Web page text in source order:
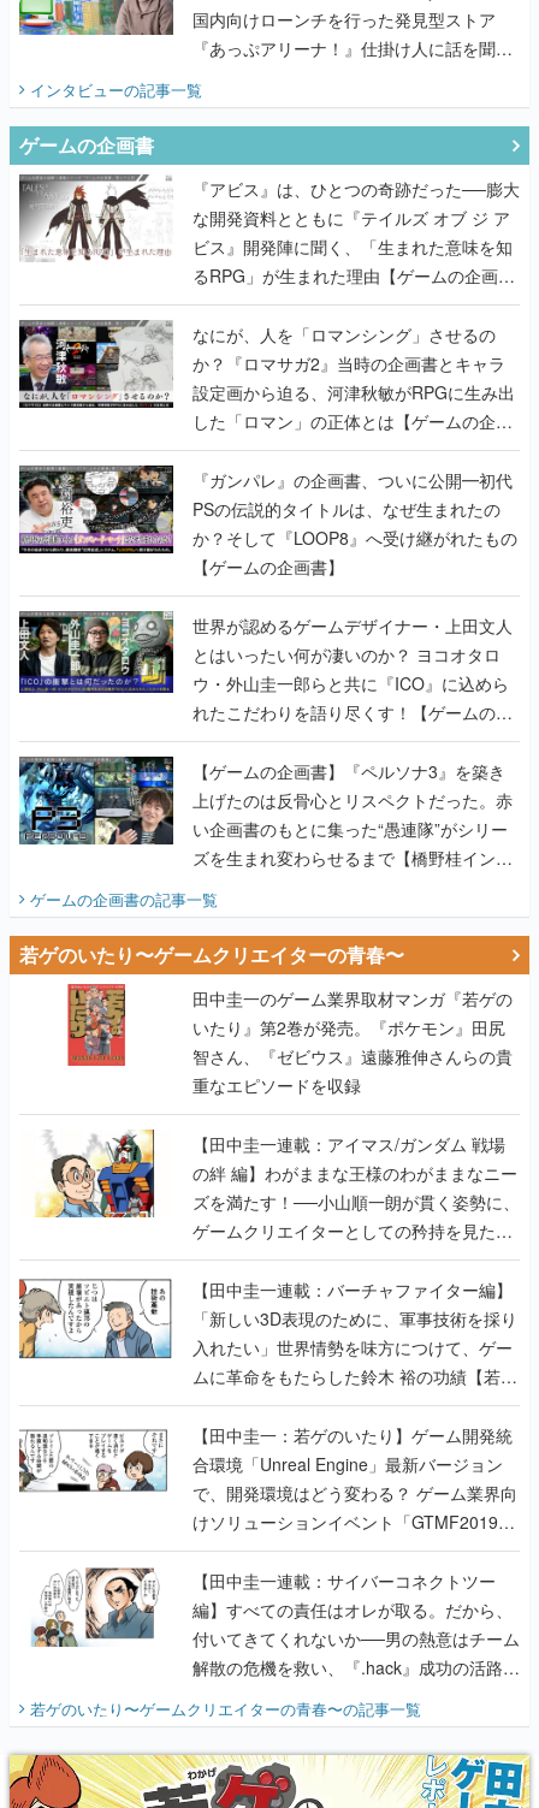
国内向けローンチを行った発見型ストア
『あっぷアリーナ！』仕掛け人に話を聞い
てみた
インタビューの記事一覧
ゲームの企画書
『アビス』は、ひとつの奇跡だった──膨大
な開発資料とともに『テイルズ オブ ジ ア
ビス』開発陣に聞く、「生まれた意味を知
るRPG」が生まれた理由【ゲームの企画
書】
なにが、人を「ロマンシング」させるの
か？『ロマサガ2』当時の企画書とキャラ
設定画から迫る、河津秋敏がRPGに生み出
した「ロマン」の正体とは【ゲームの企画
書】
『ガンパレ』の企画書、ついに公開━初代
PSの伝説的タイトルは、なぜ生まれたの
か？そして『LOOP8』へ受け継がれたもの
【ゲームの企画書】
世界が認めるゲームデザイナー・上田文人
とはいったい何が凄いのか？ ヨコオタロ
ウ・外山圭一郎らと共に『ICO』に込めら
れたこだわりを語り尽くす！【ゲームの企
画書】
【ゲームの企画書】『ペルソナ3』を築き
上げたのは反骨心とリスペクトだった。赤
い企画書のもとに集った“愚連隊”がシリー
ズを生まれ変わらせるまで【橋野桂インタ
ビュー】
ゲームの企画書の記事一覧
若ゲのいたり〜ゲームクリエイターの青春〜
田中圭一のゲーム業界取材マンガ『若ゲの
いたり』第2巻が発売。『ポケモン』田尻
智さん、『ゼビウス』遠藤雅伸さんらの貴
重なエピソードを収録
【田中圭一連載：アイマス/ガンダム 戦場
の絆 編】わがままな王様のわがままなニー
ズを満たす！──小山順一朗が貫く姿勢に、
ゲームクリエイターとしての矜持を見た
【若ゲのいたり最終回】
【田中圭一連載：バーチャファイター編】
「新しい3D表現のために、軍事技術を採り
入れたい」世界情勢を味方につけて、ゲー
ムに革命をもたらした鈴木 裕の功績【若ゲ
のいたり】
【田中圭一：若ゲのいたり】ゲーム開発統
合環境「Unreal Engine」最新バージョン
で、開発環境はどう変わる？ ゲーム業界向
けソリューションイベント「GTMF2019」
に行って、より理解を深めよう【PR】
【田中圭一連載：サイバーコネクトツー
編】すべての責任はオレが取る。だから、
付いてきてくれないか──男の熱意はチーム
解散の危機を救い、『.hack』成功の活路を
開く。業界の快男児・松山 洋に流れる血は
『少年ジャンプ』色だった【若ゲのいた
り】
若ゲのいたり〜ゲームクリエイターの青春〜の記事一覧